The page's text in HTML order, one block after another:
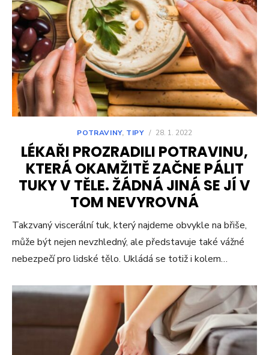
POTRAVINY, TIPY / 28. 1. 2022
LÉKAŘI PROZRADILI POTRAVINU,
KTERÁ OKAMŽITĚ ZAČNE PÁLIT
TUKY V TĚLE. ŽÁDNÁ JINÁ SE JÍ V
TOM NEVYROVNÁ
Takzvaný viscerální tuk, který najdeme obvykle na břiše,
může být nejen nevzhledný, ale představuje také vážné
nebezpečí pro lidské tělo. Ukládá se totiž i kolem…